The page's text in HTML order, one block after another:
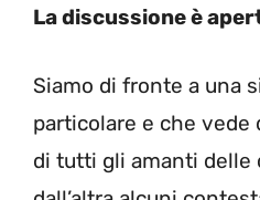
La discussione è
Siamo di fronte a una
particolare e che vede
di tutti gli amanti delle